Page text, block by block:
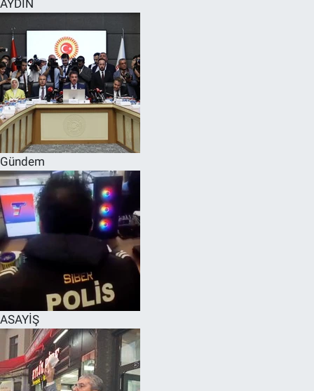
AYDIN
Gündem
ASAYİŞ
RESMİ İLANLAR